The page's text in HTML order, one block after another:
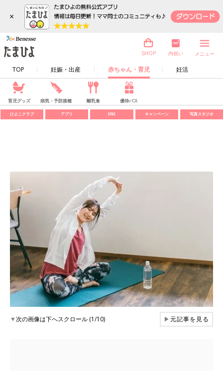
×
TOP 妊娠・出産 赤ちゃん・育児 妊活
SHOP 内祝い メニュー
育児グッズ 病気・予防接種 離乳食 優待パス
ひよこクラブ アプリ SNS キャンペーン 写真スタジオ
▼次の画像は下へスクロール (1/10) ▶元記事を見る